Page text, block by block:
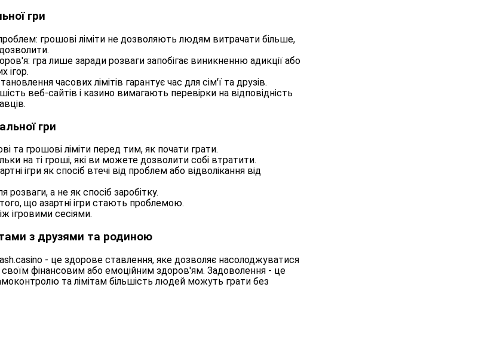
гри
грошові ліміти не дозволяють людям витрачати більше,
гра лише заради розваги запобігає виникненню адикції або
ігор.
часових лімітів гарантує час для сім'ї та друзів.
веб-сайтів і казино вимагають перевірки на відповідність
гри
та грошові ліміти перед тим, як почати грати.
на ті гроші, які ви можете дозволити собі втратити.
ігри як спосіб втечі від проблем або відволікання від
розваги, а не як спосіб заробітку.
що азартні ігри стають проблемою.
ігровими сесіями.
з друзями та родиною
- це здорове ставлення, яке дозволяє насолоджуватися
своїм фінансовим або емоційним здоров'ям. Задоволення - це
та лімітам більшість людей можуть грати без